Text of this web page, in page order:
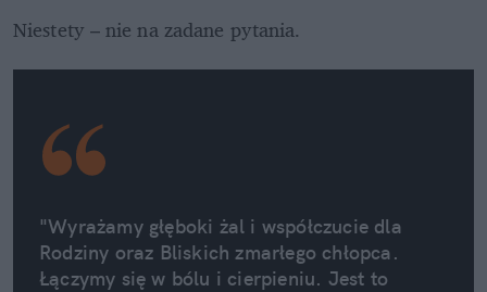
Niestety – nie na zadane pytania.
"Wyrażamy głęboki żal i współczucie dla
Rodziny oraz Bliskich zmarłego chłopca.
Łączymy się w bólu i cierpieniu. Jest to